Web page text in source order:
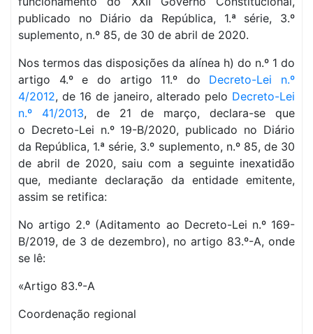
publicado no Diário da República, 1.ª série, 3.º
suplemento, n.º 85, de 30 de abril de 2020.
Nos termos das disposições da alínea h) do n.º 1 do
artigo 4.º e do artigo 11.º do Decreto-Lei n.º
4/2012, de 16 de janeiro, alterado pelo Decreto-Lei
n.º 41/2013, de 21 de março, declara-se que
o Decreto-Lei n.º 19-B/2020, publicado no Diário
da República, 1.ª série, 3.º suplemento, n.º 85, de 30
de abril de 2020, saiu com a seguinte inexatidão
que, mediante declaração da entidade emitente,
assim se retifica:
No artigo 2.º (Aditamento ao Decreto-Lei n.º 169-
B/2019, de 3 de dezembro), no artigo 83.º-A, onde
se lê:
«Artigo 83.º-A
Coordenação regional